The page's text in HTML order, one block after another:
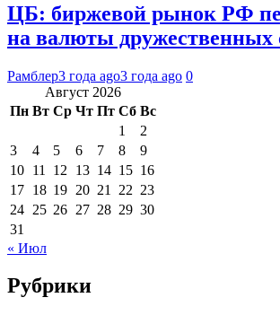
ЦБ: биржевой рынок РФ
на валюты дружественных
Рамблер3 года ago3 года ago 0
Август 2026
Пн Вт Ср Чт Пт Сб Вс
1
2
3
4 5 6 7 8
9
10 11 12 13 14 15 16
17 18 19 20 21 22 23
24 25 26 27 28 29 30
31
« Июл
Рубрики